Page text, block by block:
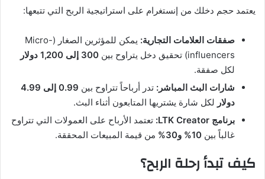
يعتمد حجم دخلك من إنستغرام على استراتيجية الربح التي تتبعها:
صفقات العلامات التجارية:
يمكن للمؤثرين الصغار (Micro-
influencers) تحقيق دخل يتراوح بين
300 إلى 1,200 دولار
لكل صفقة.
شارات البث المباشر: تدر أرباحاً تتراوح بين
0.99 إلى 4.99
دولار لكل شارة يشتريها المتابعون أثناء البث.
برنامج LTK Creator:
تعتمد الأرباح على العمولات التي تتراوح
غالباً بين 10% و30% من قيمة المبيعات المحققة.
كيف تبدأ رحلة الربح؟